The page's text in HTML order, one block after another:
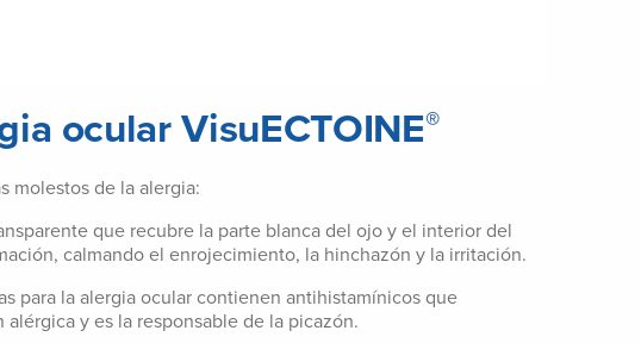
ocular VisuECTOINE®
molestos de la alergia:
que recubre la parte blanca del ojo y el interior del
calmando el enrojecimiento, la hinchazón y la irritación.
para la alergia ocular contienen antihistamínicos que
y es la responsable de la picazón.